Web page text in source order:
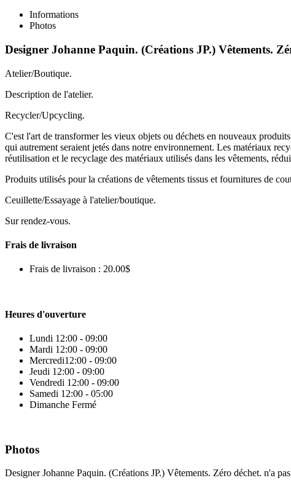
Informations
Photos
Designer Johanne Paquin. (Créations JP.) Vêtements.
Atelier/Boutique.
Description de l'atelier.
Recycler/Upcycling.
C'est l'art de transformer les vieux objets ou déchets en nouveaux
qui autrement seraient jetés dans notre environnement. Les matériaux
réutilisation et le recyclage des matériaux utilisés dans les vêtements,
Produits utilisés pour la créations de vêtements tissus et fournitures de
Ceuillette/Essayage à l'atelier/boutique.
Sur rendez-vous.
Frais de livraison
Frais de livraison : 20.00$
Heures d'ouverture
Lundi 12:00 - 09:00
Mardi 12:00 - 09:00
Mercredi12:00 - 09:00
Jeudi 12:00 - 09:00
Vendredi 12:00 - 09:00
Samedi 12:00 - 05:00
Dimanche Fermé
Photos
Designer Johanne Paquin. (Créations JP.) Vêtements. Zéro déchet. n'a